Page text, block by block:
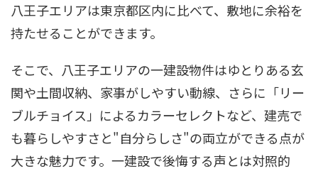
八王子エリアは東京都区内に比べて、敷地に余裕を
持たせることができます。
そこで、八王子エリアの一建設物件はゆとりある玄
関や土間収納、家事がしやすい動線、さらに「リー
ブルチョイス」によるカラーセレクトなど、建売で
も暮らしやすさと"自分らしさ"の両立ができる点が
大きな魅力です。一建設で後悔する声とは対照的